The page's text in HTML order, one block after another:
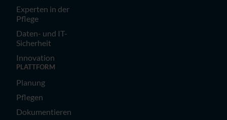
Experten in der
Pflege
Daten- und IT-
Sicherheit
Innovation
PLATTFORM
Planung
Pflegen
Dokumentieren